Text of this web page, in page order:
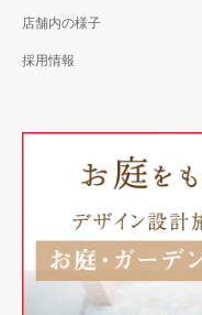
店舗内の様子
採用情報